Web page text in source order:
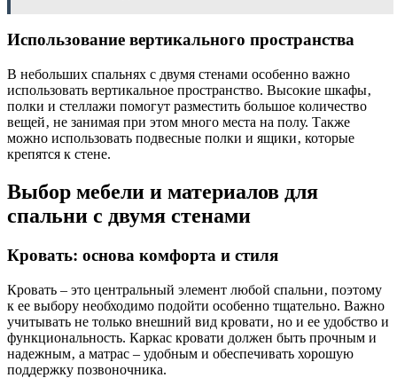
Использование вертикального пространства
В небольших спальнях с двумя стенами особенно важно
использовать вертикальное пространство. Высокие шкафы‚
полки и стеллажи помогут разместить большое количество
вещей‚ не занимая при этом много места на полу. Также
можно использовать подвесные полки и ящики‚ которые
крепятся к стене.
Выбор мебели и материалов для
спальни с двумя стенами
Кровать: основа комфорта и стиля
Кровать – это центральный элемент любой спальни‚ поэтому
к ее выбору необходимо подойти особенно тщательно. Важно
учитывать не только внешний вид кровати‚ но и ее удобство и
функциональность. Каркас кровати должен быть прочным и
надежным‚ а матрас – удобным и обеспечивать хорошую
поддержку позвоночника.